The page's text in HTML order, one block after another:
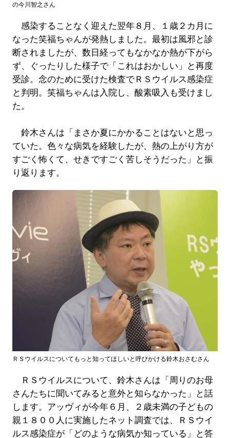
の今川智之さん
感染することなく迎えた翌年８月、１歳２カ月に
なった笑福ちゃんが発熱しました。最初は風邪と診
断されましたが、数日経ってもなかなか熱が下がら
ず、ぐったりした様子で「これはおかしい」と再度
受診。念のために受けた検査でＲＳウイルス感染症
と判明。笑福ちゃんは入院し、酸素吸入も受けまし
た。
鈴木さんは「まさか夏にかかることはないと思っ
ていた。色々な病気を経験したが、熱の上がり方が
すごく怖くて、せきですごく苦しそうだった」と振
り返ります。
ＲＳウイルスについてもっと知ってほしいと呼びかける鈴木おさむさん
ＲＳウイルスについて、鈴木さんは「周りのお母
さんたちに聞いてみると意外と知らなかった」と話
します。アッヴィが今年６月、２歳未満の子どもの
親１８００人に実施したネット調査では、ＲＳウイ
ルス感染症が「どのような病気か知っている」と答